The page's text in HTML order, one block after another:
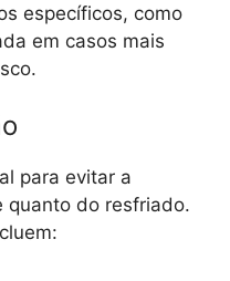
específicos, como
em casos mais
para evitar a
quanto do resfriado.